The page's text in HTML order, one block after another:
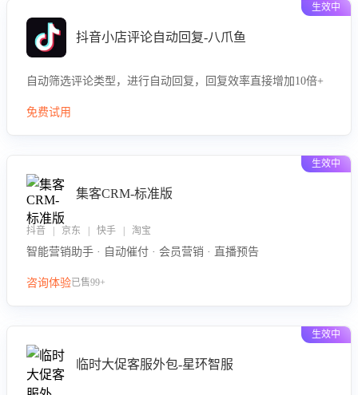
生效中
抖音小店评论自动回复-八爪鱼
自动筛选评论类型，进行自动回复，回复效率直接增加10倍+
免费试用
生效中
集客CRM-标准版
抖音 | 京东 | 快手 | 淘宝
智能营销助手 · 自动催付 · 会员营销 · 直播预告
咨询体验已售99+
生效中
临时大促客服外包-星环智服